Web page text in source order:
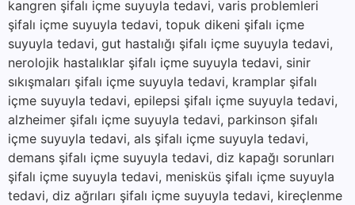
kangren şifalı içme suyuyla tedavi, varis problemleri
şifalı içme suyuyla tedavi, topuk dikeni şifalı içme
suyuyla tedavi, gut hastalığı şifalı içme suyuyla tedavi,
nerolojik hastalıklar şifalı içme suyuyla tedavi, sinir
sıkışmaları şifalı içme suyuyla tedavi, kramplar şifalı
içme suyuyla tedavi, epilepsi şifalı içme suyuyla tedavi,
alzheimer şifalı içme suyuyla tedavi, parkinson şifalı
içme suyuyla tedavi, als şifalı içme suyuyla tedavi,
demans şifalı içme suyuyla tedavi, diz kapağı sorunları
şifalı içme suyuyla tedavi, menisküs şifalı içme suyuyla
tedavi, diz ağrıları şifalı içme suyuyla tedavi, kireçlenme